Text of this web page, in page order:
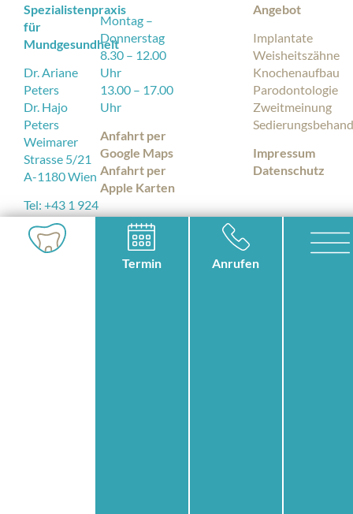
Termin Anrufen
Spezialistenpraxis
für
Mundgesundheit
Dr. Ariane
Peters
Dr. Hajo
Peters
Weimarer
Strasse 5/21
A-1180 Wien
Tel: +43 1 924
53 05
E-Mail:
office@mundgerecht.at
Montag –
Donnerstag
8.30 – 12.00
Uhr
13.00 – 17.00
Uhr
Anfahrt per
Google Maps
Anfahrt per
Apple Karten
Angebot
Implantate
Weisheitszähne
Knochenaufbau
Parodontologie
Zweitmeinung
Impressum
Datenschutz